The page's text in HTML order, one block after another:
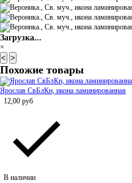
Загрузка...
×
< >
Похожие товары
Ярослав СвБлКн, икона ламинированная
12,00 руб
В наличии